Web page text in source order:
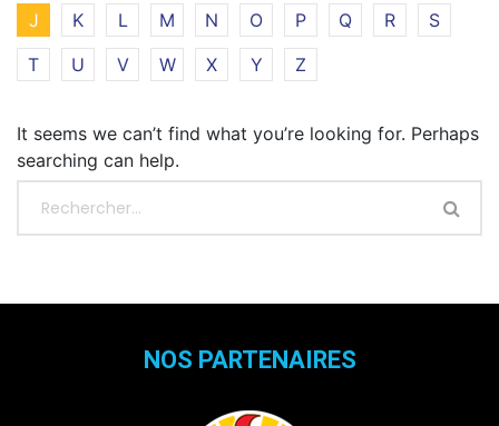
J
K L M N O P Q R
S
T
U V W X Y Z
It seems we can’t find what you’re looking for. Perhaps
searching can help.
NOS PARTENAIRES